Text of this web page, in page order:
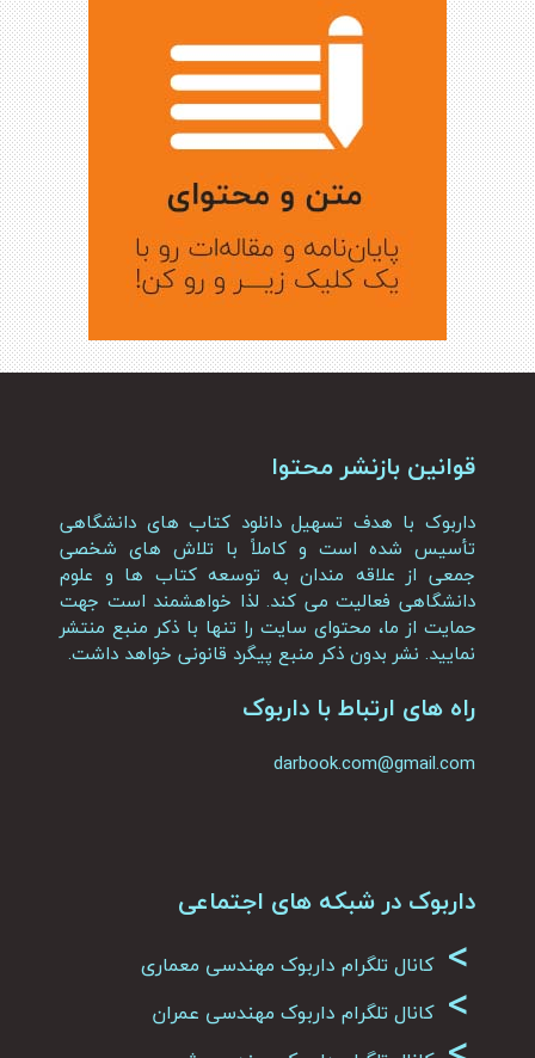
قوانین بازنشر محتوا
داربوک با هدف تسهیل دانلود کتاب های دانشگاهی
تأسیس شده است و کاملاً با تلاش های شخصی
جمعی از علاقه مندان به توسعه کتاب ها و علوم
دانشگاهی فعالیت می کند. لذا خواهشمند است جهت
حمایت از ما، محتوای سایت را تنها با ذکر منبع منتشر
نمایید. نشر بدون ذکر منبع پیگرد قانونی خواهد داشت.
راه های ارتباط با داربوک
darbook.com@gmail.com
داربوک در شبکه های اجتماعی
> کانال تلگرام داربوک مهندسی معماری
> کانال تلگرام داربوک مهندسی عمران